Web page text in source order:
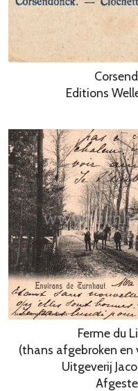
Editions
Ferme du
(thans afgebroken en
Uitgeverij